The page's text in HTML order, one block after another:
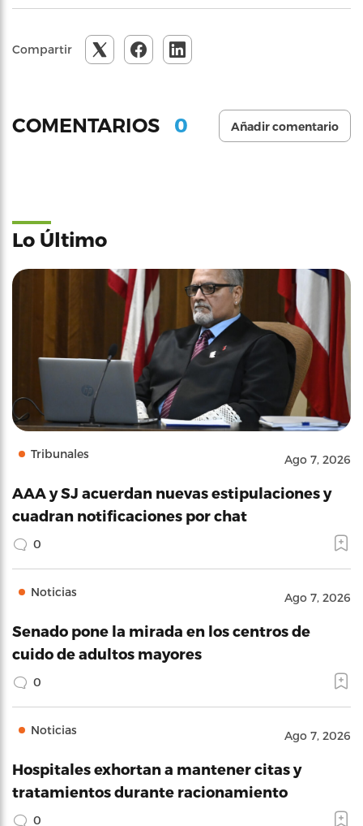
Compartir
COMENTARIOS 0 Añadir comentario
Lo Último
Tribunales Ago 7, 2026
AAA y SJ acuerdan nuevas estipulaciones y
cuadran notificaciones por chat
0
Noticias Ago 7, 2026
Senado pone la mirada en los centros de
cuido de adultos mayores
0
Noticias Ago 7, 2026
Hospitales exhortan a mantener citas y
tratamientos durante racionamiento
0